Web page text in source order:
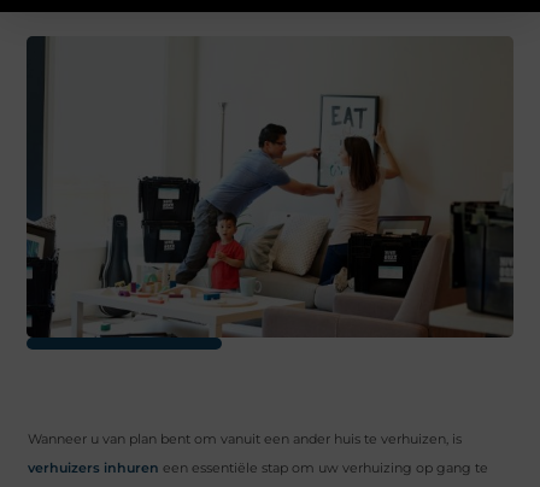
Wanneer u van plan bent om vanuit een ander huis te verhuizen, is
verhuizers inhuren een essentiële stap om uw verhuizing op gang te